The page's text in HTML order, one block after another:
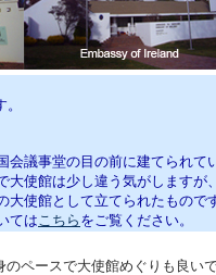
会議事堂の目の前に建てられて
大使館は少し違う気がしますが
大使館として立てられたもので
てはこちら をご覧ください。
ペースで大使館めぐりも良いで